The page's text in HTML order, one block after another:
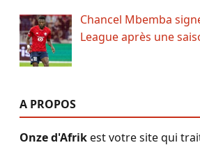
Chancel Mbemba
League après une
A PROPOS
Onze d'Afrikest votre site qui